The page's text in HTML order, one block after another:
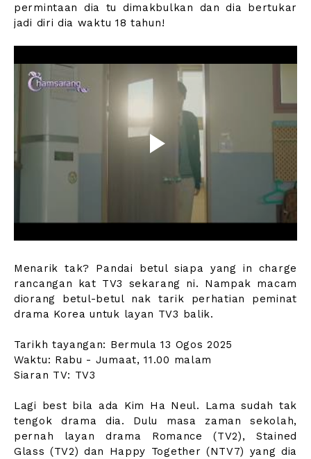
permintaan dia tu dimakbulkan dan dia bertukar
jadi diri dia waktu 18 tahun!
Menarik tak? Pandai betul siapa yang in charge
rancangan kat TV3 sekarang ni. Nampak macam
diorang betul-betul nak tarik perhatian peminat
drama Korea untuk layan TV3 balik.
Tarikh tayangan: Bermula 13 Ogos 2025
Waktu: Rabu - Jumaat, 11.00 malam
Siaran TV: TV3
Lagi best bila ada Kim Ha Neul. Lama sudah tak
tengok drama dia. Dulu masa zaman sekolah,
pernah layan drama Romance (TV2), Stained
Glass (TV2) dan Happy Together (NTV7) yang dia